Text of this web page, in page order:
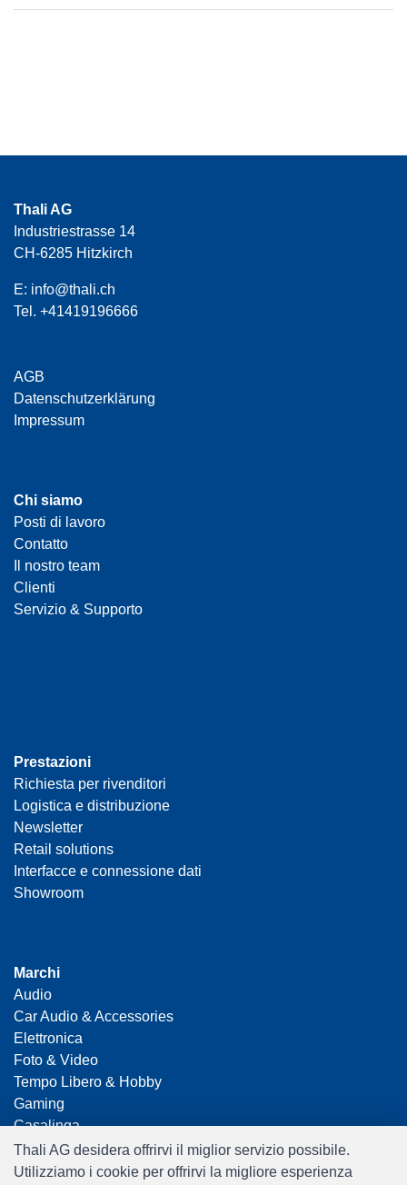
Thali AG
Industriestrasse 14
CH-6285 Hitzkirch
E: info@thali.ch
Tel. +41419196666
AGB
Datenschutzerklärung
Impressum
Chi siamo
Posti di lavoro
Contatto
Il nostro team
Clienti
Servizio & Supporto
Prestazioni
Richiesta per rivenditori
Logistica e distribuzione
Newsletter
Retail solutions
Interfacce e connessione dati
Showroom
Marchi
Audio
Car Audio & Accessories
Elettronica
Foto & Video
Tempo Libero & Hobby
Gaming
Casalinga
Home Office & Business
Merchandising
Thali AG desidera offrirvi il miglior servizio possibile.
Utilizziamo i cookie per offrirvi la migliore esperienza